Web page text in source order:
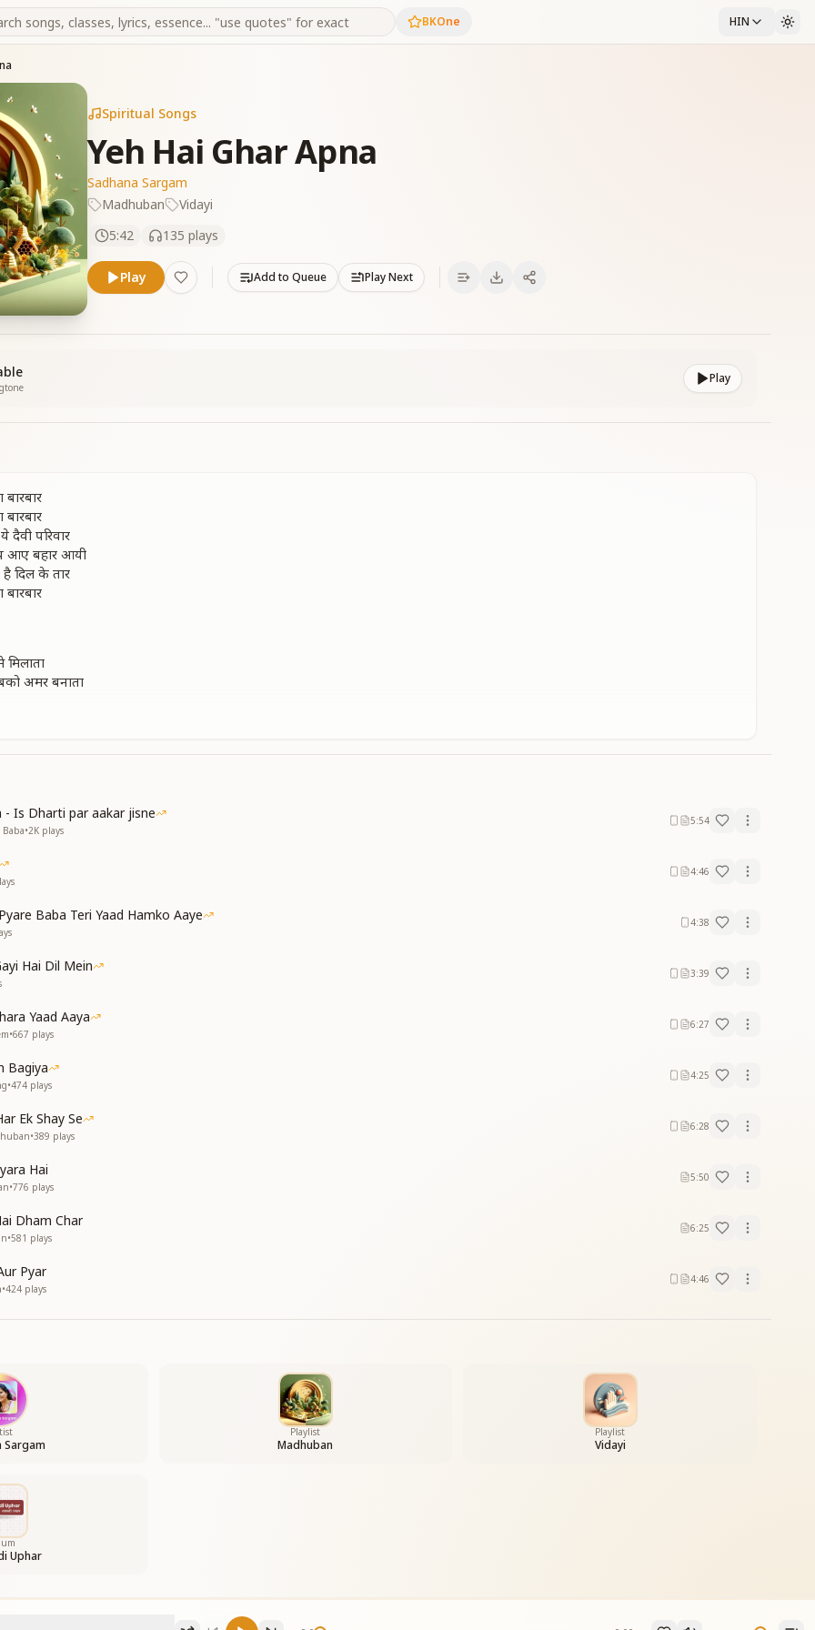
BKOne HIN
Spiritual Songs
Yeh Hai Ghar Apna
Sadhana Sargam
Madhuban
Vidayi
5:42
135 plays
Play Add to Queue Play Next
Play
परिवार
बहार आयी
दिल के तार
अमर बनाता
बहार आयी
दिल के तार
है
लाना है
न जाना ये
परिवार
बहार आयी
दिल के तार
- Is Dharti par aakar jisne
•2K plays
5:54
4:46
Baba Teri Yaad Hamko Aaye 4:38
Hai Dil Mein 3:39
Yaad Aaya
•667 plays
6:27
Bagiya
•474 plays
4:25
Ek Shay Se
•389 plays
6:28
Hai
•776 plays
5:50
Dham Char
•581 plays
6:25
Pyar
•424 plays
4:46
Sargam
Playlist
Madhuban
Playlist
Vidayi
Uphar